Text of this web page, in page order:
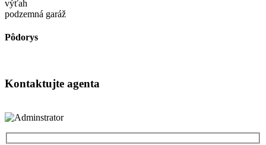
výťah
podzemná garáž
Pôdorys
Kontaktujte agenta